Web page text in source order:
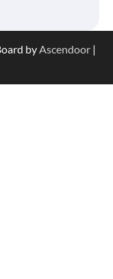
byAscendoor |